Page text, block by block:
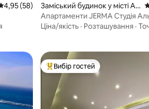
оцінка: 4,95 з 5, відгуки: 58
4,95 (58)
в
Заміський будинок у місті Al
Maamourah
Апартаменти JERMA Студія
Мамура
Ціна/якість · Розташування ·
Топ вибір гостей
Вибір гостей